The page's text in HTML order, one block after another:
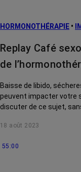
HORMONOTHÉRAPIE •
Replay Café
de
Baisse de libido,
peuvent impacter votre
discuter de ce sujet,
Aujourd'hui, Justine
votre vie sexuelle.
18 août 2023
55:00